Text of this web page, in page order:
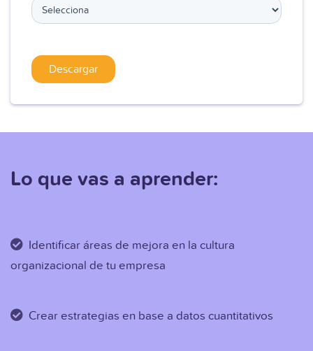
Lo que vas a aprender:
Identificar áreas de mejora en la cultura
organizacional de tu empresa
Crear estrategias en base a datos cuantitativos